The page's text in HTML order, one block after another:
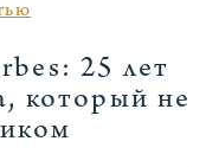
25 лет
который не